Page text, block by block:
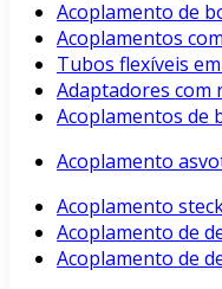
Acoplamento de
Acoplamentos
Tubos flexíveis
Adaptadores com
Acoplamentos de
Acoplamento
Acoplamento
Acoplamento de
Acoplamento de